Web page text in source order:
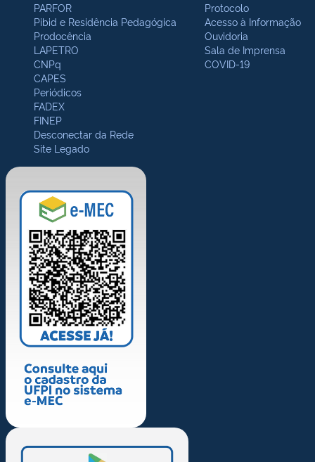
PARFOR
Pibid e Residência Pedagógica
Prodocência
LAPETRO
CNPq
CAPES
Periódicos
FADEX
FINEP
Desconectar da Rede
Site Legado
Protocolo
Acesso à Informação
Ouvidoria
Sala de Imprensa
COVID-19